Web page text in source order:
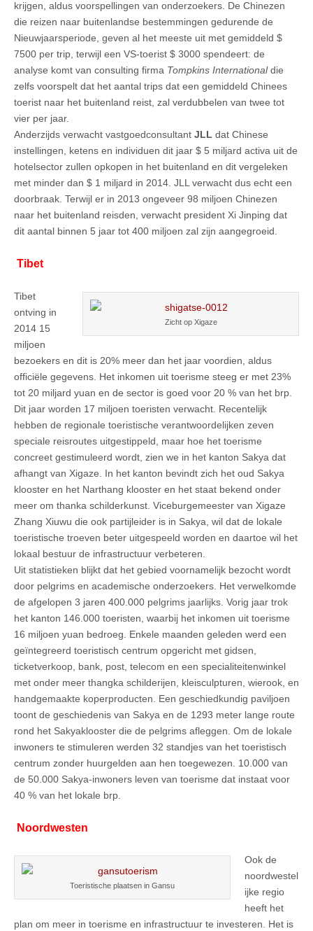
krijgen, aldus voorspellingen van onderzoekers. De Chinezen
die reizen naar buitenlandse bestemmingen gedurende de
Nieuwjaarsperiode, geven al het meeste uit met gemiddeld $
7500 per trip, terwijl een VS-toerist $ 3000 spendeert: de
analyse komt van consulting firma Tompkins Internationaldie
zelfs voorspelt dat het aantal trips dat een gemiddeld Chinees
toerist naar het buitenland reist, zal verdubbelen van twee tot
vier per jaar.
Anderzijds verwacht vastgoedconsultant JLL dat Chinese
instellingen, ketens en individuen dit jaar $ 5 miljard activa uit de
hotelsector zullen opkopen in het buitenland en dit vergeleken
met minder dan $ 1 miljard in 2014. JLL verwacht dus echt een
doorbraak. Terwijl er in 2013 ongeveer 98 miljoen Chinezen
naar het buitenland reisden, verwacht president Xi Jinping dat
dit aantal binnen 5 jaar tot 400 miljoen zal zijn aangegroeid.
Tibet
Zicht op Xigaze
Tibet
ontving in
2014 15
miljoen
bezoekers en dit is 20% meer dan het jaar voordien, aldus
officiële gegevens. Het inkomen uit toerisme steeg er met 23%
tot 20 miljard yuan en de sector is goed voor 20 % van het brp.
Dit jaar worden 17 miljoen toeristen verwacht. Recentelijk
hebben de regionale toeristische verantwoordelijken zeven
speciale reisroutes uitgestippeld, maar hoe het toerisme
concreet gestimuleerd wordt, zien we in het kanton Sakya dat
afhangt van Xigaze. In het kanton bevindt zich het oud Sakya
klooster en het Narthang klooster en het staat bekend onder
meer om thanka schilderkunst. Viceburgemeester van Xigaze
Zhang Xiuwu die ook partijleider is in Sakya, wil dat de lokale
toeristische troeven beter uitgespeeld worden en daartoe wil het
lokaal bestuur de infrastructuur verbeteren.
Uit statistieken blijkt dat het gebied voornamelijk bezocht wordt
door pelgrims en academische onderzoekers. Het verwelkomde
de afgelopen 3 jaren 400.000 pelgrims jaarlijks. Vorig jaar trok
het kanton 146.000 toeristen, waarbij het inkomen uit toerisme
16 miljoen yuan bedroeg. Enkele maanden geleden werd een
geïntegreerd toeristisch centrum opgericht met gidsen,
ticketverkoop, bank, post, telecom en een specialiteitenwinkel
met onder meer thangka schilderijen, kleisculpturen, wierook, en
handgemaakte koperproducten. Een geschiedkundig paviljoen
toont de geschiedenis van Sakya en de 1293 meter lange route
rond het Sakyaklooster die de pelgrims afleggen. Om de lokale
inwoners te stimuleren werden 32 standjes van het toeristisch
centrum zonder huurgelden aan hen toegewezen. 10.000 van
de 50.000 Sakya-inwoners leven van toerisme dat instaat voor
40 % van het lokale brp.
Noordwesten
Toeristische plaatsen in Gansu
Ook de
noordwestel
ijke regio
heeft het
plan om meer in toerisme en infrastructuur te investeren. Het is